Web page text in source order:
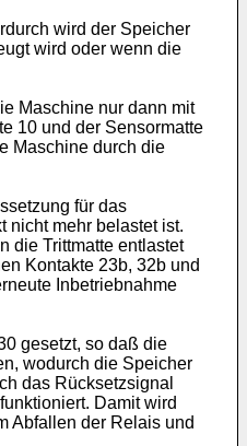
wird der Speicher
wird oder wenn die
Maschine nur dann mit
10 und der Sensormatte
Maschine durch die
für das
nicht mehr belastet ist.
die Trittmatte entlastet
Kontakte 23b, 32b und
Inbetriebnahme
gesetzt, so daß die
wodurch die Speicher
das Rücksetzsignal
Damit wird
Abfallen der Relais und